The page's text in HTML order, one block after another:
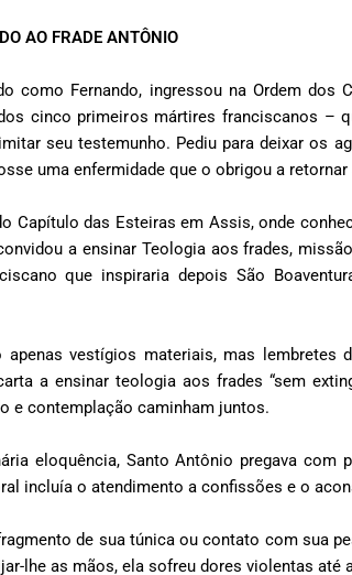
AO FRADE ANTÔNIO
como Fernando, ingressou na Ordem dos
cinco primeiros mártires franciscanos –
seu testemunho. Pediu para deixar os
uma enfermidade que o obrigou a
Capítulo das Esteiras em Assis, onde
a ensinar Teologia aos frades,
que inspiraria depois São
vestígios materiais, mas
a ensinar teologia aos frades “sem
e contemplação caminham juntos.
eloquência, Santo Antônio pregava
incluía o atendimento a confissões e o
de sua túnica ou contato com sua
lhe as mãos, ela sofreu dores violentas